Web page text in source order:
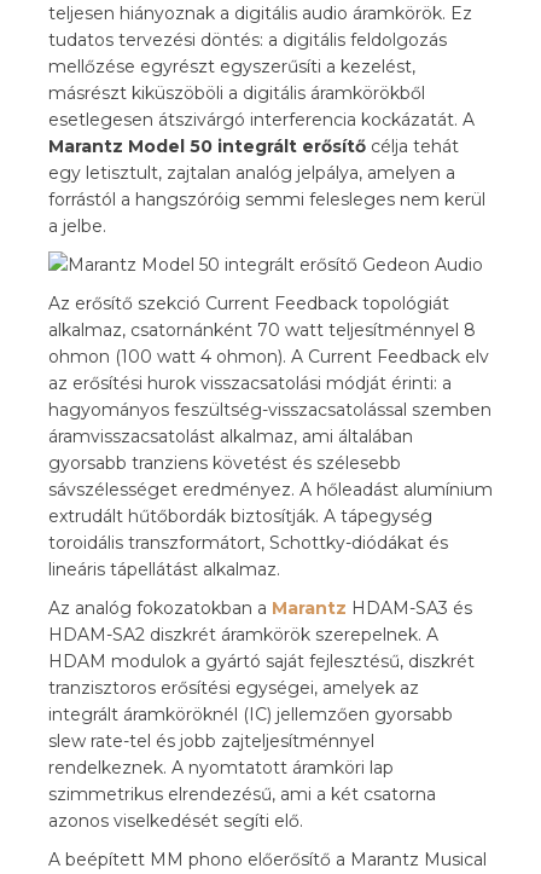
teljesen hiányoznak a digitális audio áramkörök. Ez
tudatos tervezési döntés: a digitális feldolgozás
mellőzése egyrészt egyszerűsíti a kezelést,
másrészt kiküszöböli a digitális áramkörökből
esetlegesen átszivárgó interferencia kockázatát. A
Marantz Model 50 integrált erősítő célja tehát
egy letisztult, zajtalan analóg jelpálya, amelyen a
forrástól a hangszóróig semmi felesleges nem kerül
a jelbe.
Az erősítő szekció Current Feedback topológiát
alkalmaz, csatornánként 70 watt teljesítménnyel 8
ohmon (100 watt 4 ohmon). A Current Feedback elv
az erősítési hurok visszacsatolási módját érinti: a
hagyományos feszültség-visszacsatolással szemben
áramvisszacsatolást alkalmaz, ami általában
gyorsabb tranziens követést és szélesebb
sávszélességet eredményez. A hőleadást alumínium
extrudált hűtőbordák biztosítják. A tápegység
toroidális transzformátort, Schottky-diódákat és
lineáris tápellátást alkalmaz.
Az analóg fokozatokban a Marantz HDAM-SA3 és
HDAM-SA2 diszkrét áramkörök szerepelnek. A
HDAM modulok a gyártó saját fejlesztésű, diszkrét
tranzisztoros erősítési egységei, amelyek az
integrált áramköröknél (IC) jellemzően gyorsabb
slew rate-tel és jobb zajteljesítménnyel
rendelkeznek. A nyomtatott áramköri lap
szimmetrikus elrendezésű, ami a két csatorna
azonos viselkedését segíti elő.
A beépített MM phono előerősítő a Marantz Musical